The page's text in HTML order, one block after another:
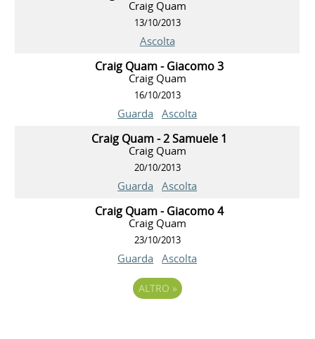
Craig Quam
13/10/2013
Ascolta
Craig Quam - Giacomo 3
Craig Quam
16/10/2013
Guarda Ascolta
Craig Quam - 2 Samuele 1
Craig Quam
20/10/2013
Guarda Ascolta
Craig Quam - Giacomo 4
Craig Quam
23/10/2013
Guarda Ascolta
ALTRO »